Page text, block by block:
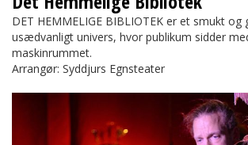
DET HEMMELIGE BIBLIOTEK er et smukt og
usædvanligt univers, hvor publikum sidder
maskinrummet.
Arrangør: Syddjurs Egnsteater
Historien om Karl Bertil Jonssons Juleaften